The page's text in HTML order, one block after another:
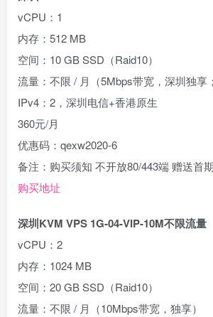
vCPU：1
内存：512 MB
空间：10 GB SSD（Raid10）
流量：不限 / 月（5Mbps带宽，深圳独享
IPv4：2，深圳电信+香港原生
360元/月
优惠码：qexw2020-6
备注：购买须知 不开放80/443端 赠送首
购买地址
深圳KVM VPS 1G-04-VIP-10M不限流量
vCPU：2
内存：1024 MB
空间：20 GB SSD（Raid10）
流量：不限 / 月（10Mbps带宽，独享）